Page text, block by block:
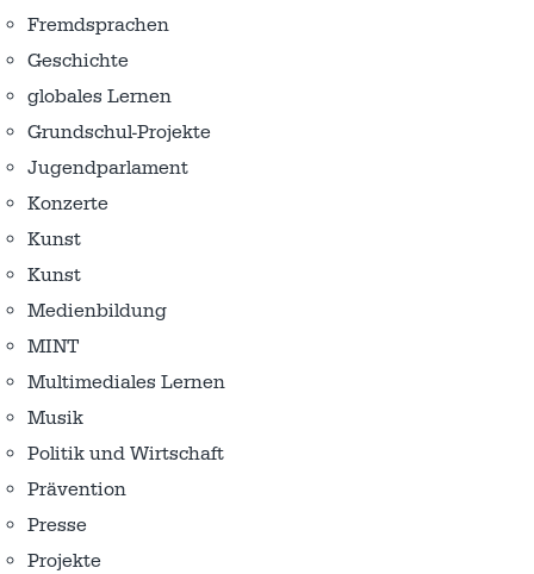
Fremdsprachen
Geschichte
globales Lernen
Grundschul-Projekte
Jugendparlament
Konzerte
Kunst
Kunst
Medienbildung
MINT
Multimediales Lernen
Musik
Politik und Wirtschaft
Prävention
Presse
Projekte